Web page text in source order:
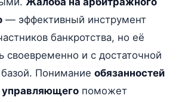
— эффективный инструмент
банкротства, но её
своевременно и с достаточной
Понимание обязанностей
поможет